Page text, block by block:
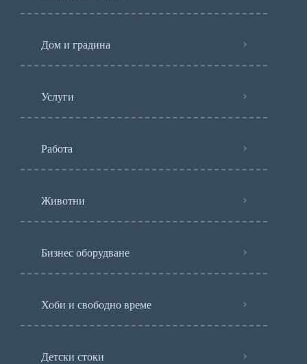
Дом и градина
Услуги
Работа
Животни
Бизнес оборудване
Хоби и свободно време
Детски стоки